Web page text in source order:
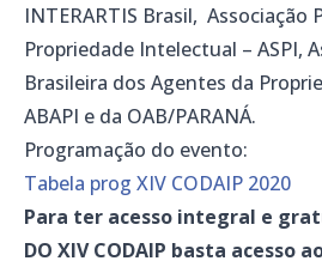
INTERARTIS Brasil, Associação
Propriedade Intelectual – ASPI,
Brasileira dos Agentes da
ABAPI e da OAB/PARANÁ.
Programação do evento:
Tabela prog XIV CODAIP 2020
Para ter acesso integral e
DO XIV CODAIP basta acesso